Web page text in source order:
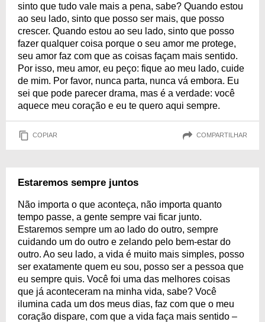
sinto que tudo vale mais a pena, sabe? Quando estou
ao seu lado, sinto que posso ser mais, que posso
crescer. Quando estou ao seu lado, sinto que posso
fazer qualquer coisa porque o seu amor me protege,
seu amor faz com que as coisas façam mais sentido.
Por isso, meu amor, eu peço: fique ao meu lado, cuide
de mim. Por favor, nunca parta, nunca vá embora. Eu
sei que pode parecer drama, mas é a verdade: você
aquece meu coração e eu te quero aqui sempre.
COPIAR COMPARTILHAR
Estaremos sempre juntos
Não importa o que aconteça, não importa quanto
tempo passe, a gente sempre vai ficar junto.
Estaremos sempre um ao lado do outro, sempre
cuidando um do outro e zelando pelo bem-estar do
outro. Ao seu lado, a vida é muito mais simples, posso
ser exatamente quem eu sou, posso ser a pessoa que
eu sempre quis. Você foi uma das melhores coisas
que já aconteceram na minha vida, sabe? Você
ilumina cada um dos meus dias, faz com que o meu
coração dispare, com que a vida faça mais sentido –